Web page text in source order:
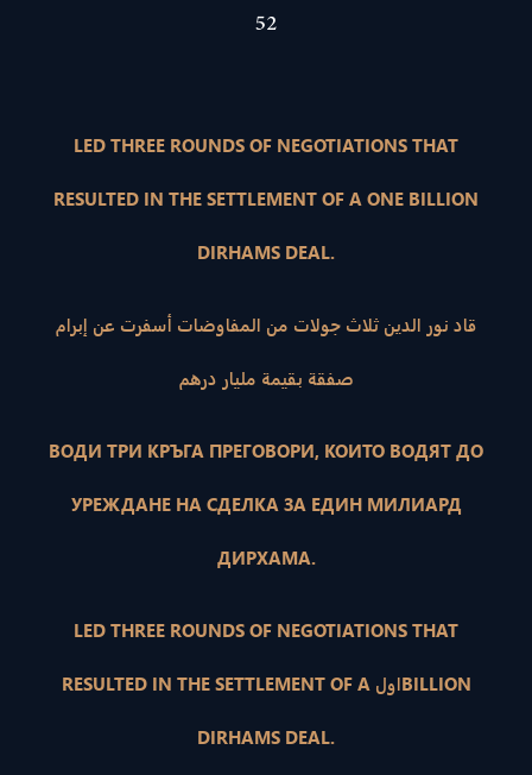
52
LED THREE ROUNDS OF NEGOTIATIONS THAT
RESULTED IN THE SETTLEMENT OF A ONE BILLION
DIRHAMS DEAL.
قاد نور الدين ثلاث جولات من المفاوضات أسفرت عن إبرام
صفقة بقيمة مليار درهم
ВОДИ ТРИ КРЪГА ПРЕГОВОРИ, КОИТО ВОДЯТ ДО
УРЕЖДАНЕ НА СДЕЛКА ЗА ЕДИН МИЛИАРД
ДИРХАМА.
LED THREE ROUNDS OF NEGOTIATIONS THAT
RESULTED IN THE SETTLEMENT OF A اولBILLION
DIRHAMS DEAL.